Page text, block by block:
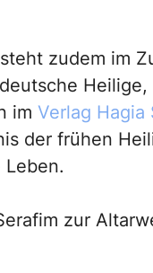
zudem im
im Verlag Hagia
der frühen
zur